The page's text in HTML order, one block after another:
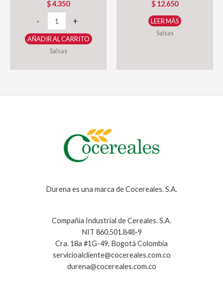
$4.350
-
Bolognesa
Durena
+
AÑADIR AL CARRITO
Salsas
$ 12.650
LEER MÁS
Salsas
Durena es una marca de Cocereales. S.A.
Compañía Industrial de Cereales. S.A.
NIT 860.501.848-9
Cra. 18a #1G-49, Bogotá Colombia
servicioalcliente@cocereales.com.co
durena@cocereales.com.co